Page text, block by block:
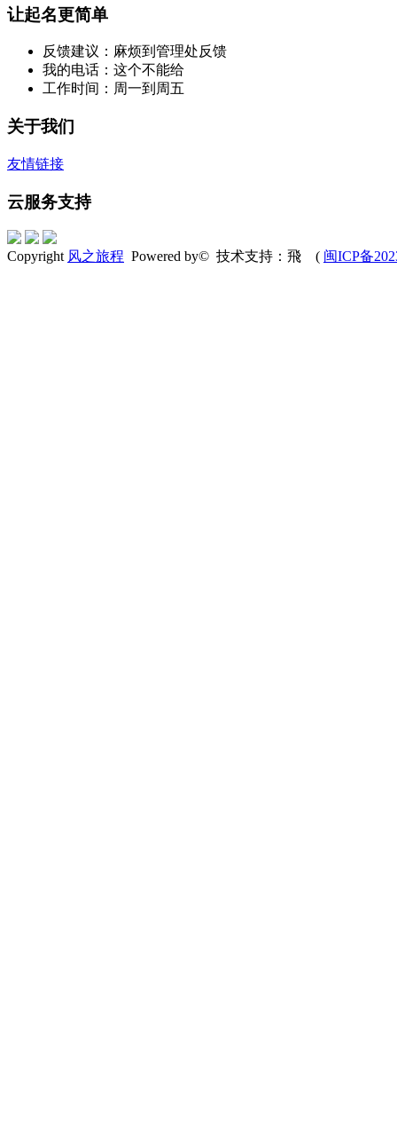
让起名更简单
反馈建议：麻烦到管理处反馈
我的电话：这个不能给
工作时间：周一到周五
关于我们
友情链接
云服务支持
Copyright 风之旅程 Powered by© 技术支持：飛 ( 闽ICP备